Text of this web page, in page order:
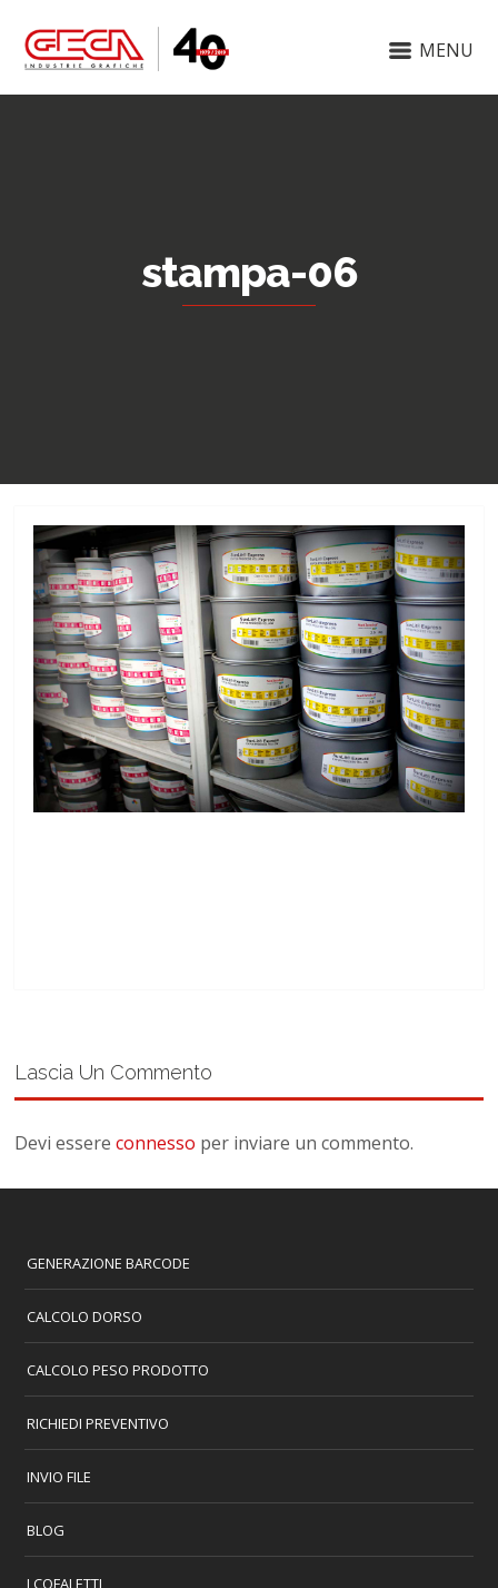
MENU
stampa-06
Lascia Un Commento
Devi essereconnesso per inviare un commento.
GENERAZIONE BARCODE
CALCOLO DORSO
CALCOLO PESO PRODOTTO
RICHIEDI PREVENTIVO
INVIO FILE
BLOG
I COFALETTI